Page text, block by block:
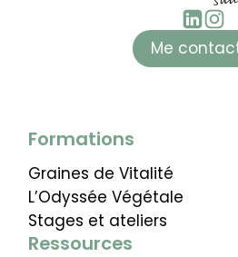
Me
Formations
Graines de Vitalité
L’Odyssée Végétale
Stages et ateliers
Ressources